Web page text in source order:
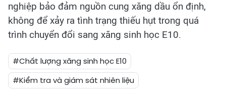
nghiệp bảo đảm nguồn cung xăng dầu ổn định,
không để xảy ra tình trạng thiếu hụt trong quá
trình chuyển đổi sang xăng sinh học E10.
#Chất lượng xăng sinh học E10
#Kiểm tra và giám sát nhiên liệu